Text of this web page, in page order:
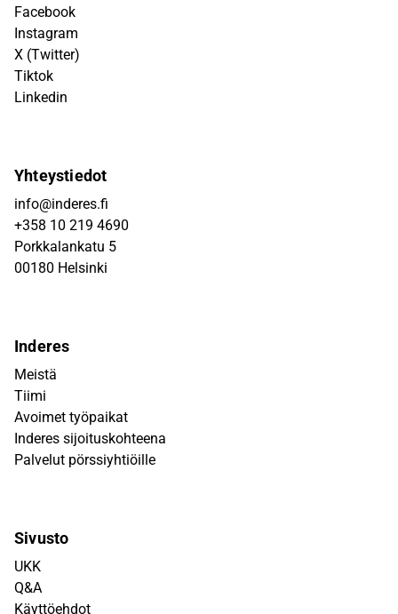
Facebook
Instagram
X (Twitter)
Tiktok
Linkedin
Yhteystiedot
info@inderes.fi
+358 10 219 4690
Porkkalankatu 5
00180 Helsinki
Inderes
Meistä
Tiimi
Avoimet työpaikat
Inderes sijoituskohteena
Palvelut pörssiyhtiöille
Sivusto
UKK
Q&A
Käyttöehdot